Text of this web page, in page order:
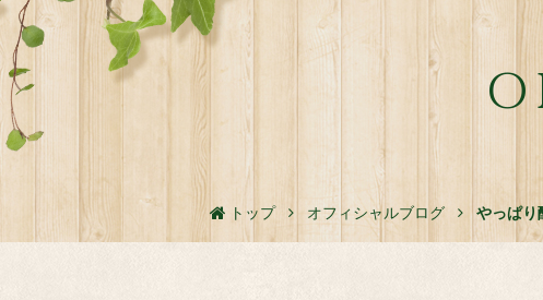
トップ オフィシャルブログ やっぱり